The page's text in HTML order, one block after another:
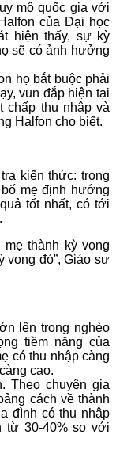
mô quốc gia với
của Đại học
hiện thấy, sự kỳ
sẽ có ảnh hưởng
họ bắt buộc phải
vun đắp hiện tại
chấp thu nhập và
Halfon cho biết.
kiến thức: trong
mẹ định hướng
tốt nhất, có tới
thành kỳ vọng
vọng đó”, Giáo sư
lên trong nghèo
tiềm năng của
có thu nhập càng
cao.
Theo chuyên gia
cách về thành
đình có thu nhập
từ 30-40% so với